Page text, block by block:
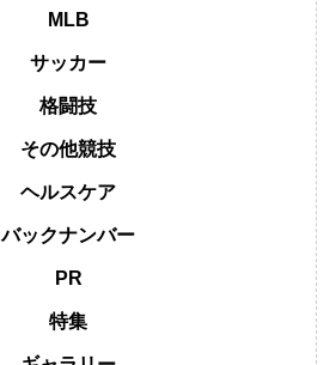
MLB
サッカー
格闘技
その他競技
ヘルスケア
バックナンバー
PR
特集